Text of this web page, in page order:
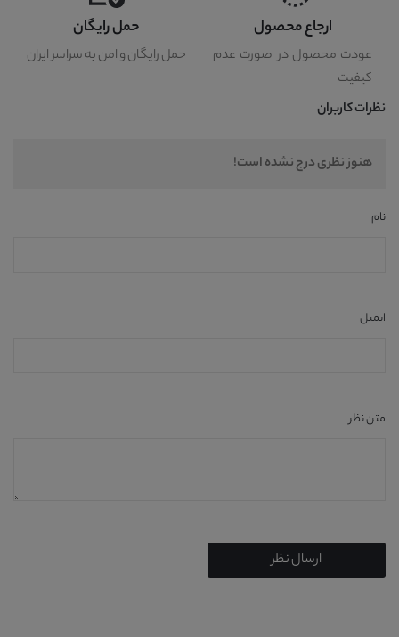
ارجاع محصول
عودت محصول در صورت عدم
کیفیت
حمل رایگان
حمل رایگان و امن به سراسر ایران
نظرات کاربران
هنوز نظری درج نشده است!
نام
ایمیل
متن نظر
ارسال نظر